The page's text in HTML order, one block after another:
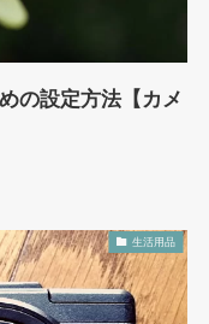
の設定方法【カメ
生活用品